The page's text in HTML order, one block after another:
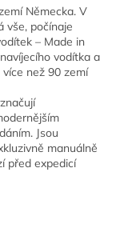
Německa. V
vše, počínaje
– Made in
vodítka a
než 90 zemí
Jsou
manuálně
před expedicí